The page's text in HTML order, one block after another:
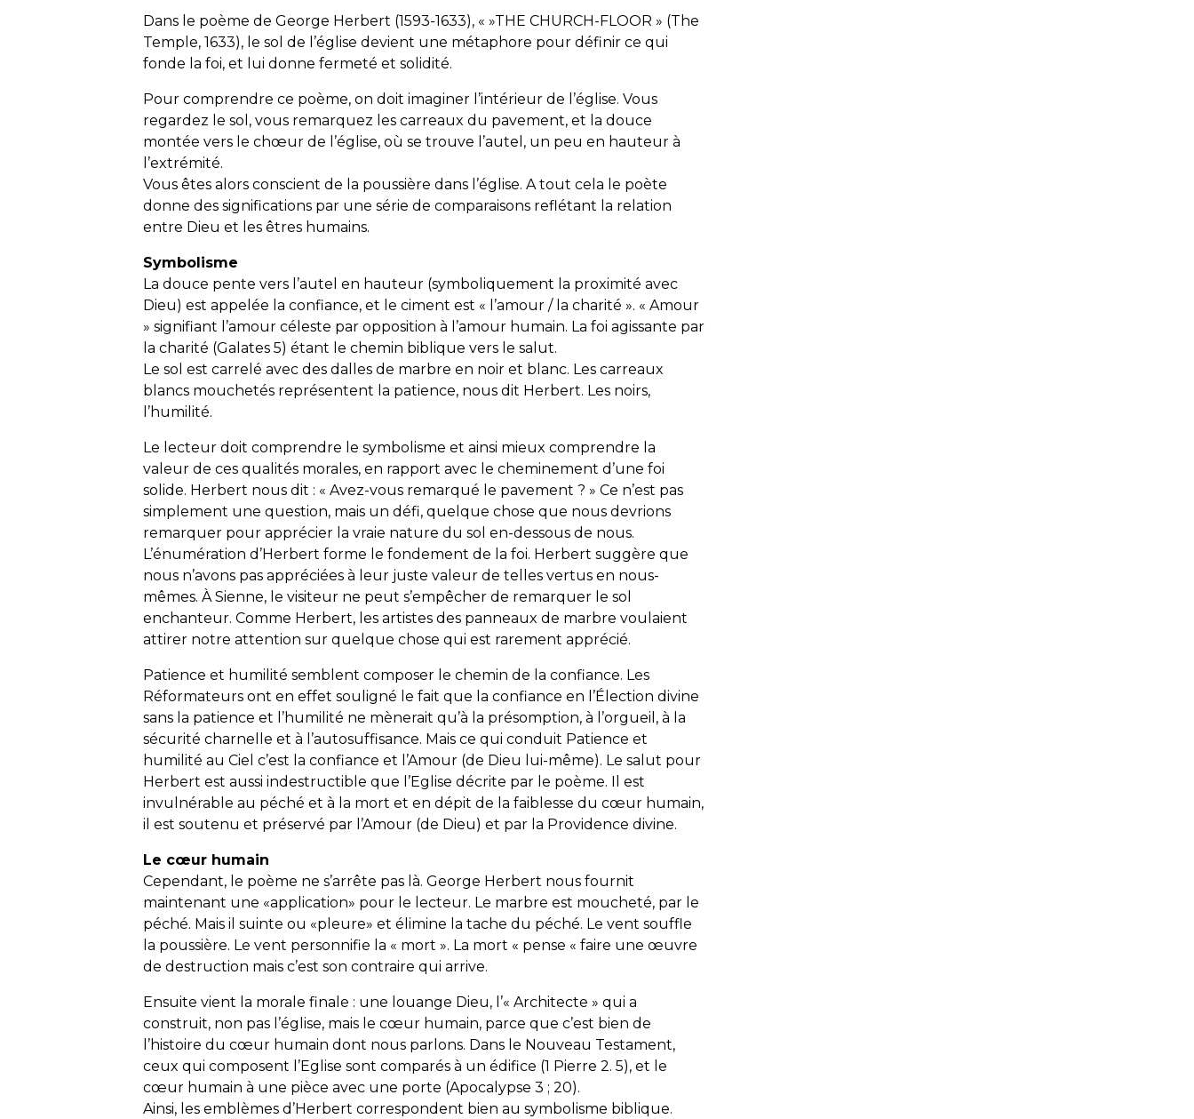
Dans le poème de George Herbert (1593-1633), « »THE CHURCH-FLOOR » (The
Temple, 1633), le sol de l’église devient une métaphore pour définir ce qui
fonde la foi, et lui donne fermeté et solidité.
Pour comprendre ce poème, on doit imaginer l’intérieur de l’église. Vous
regardez le sol, vous remarquez les carreaux du pavement, et la douce
montée vers le chœur de l’église, où se trouve l’autel, un peu en hauteur à
l’extrémité.
Vous êtes alors conscient de la poussière dans l’église. A tout cela le poète
donne des significations par une série de comparaisons reflétant la relation
entre Dieu et les êtres humains.
Symbolisme
La douce pente vers l’autel en hauteur (symboliquement la proximité avec
Dieu) est appelée la confiance, et le ciment est « l’amour / la charité ». « Amour
» signifiant l’amour céleste par opposition à l’amour humain. La foi agissante par
la charité (Galates 5) étant le chemin biblique vers le salut.
Le sol est carrelé avec des dalles de marbre en noir et blanc. Les carreaux
blancs mouchetés représentent la patience, nous dit Herbert. Les noirs,
l’humilité.
Le lecteur doit comprendre le symbolisme et ainsi mieux comprendre la
valeur de ces qualités morales, en rapport avec le cheminement d’une foi
solide. Herbert nous dit : « Avez-vous remarqué le pavement ? » Ce n’est pas
simplement une question, mais un défi, quelque chose que nous devrions
remarquer pour apprécier la vraie nature du sol en-dessous de nous.
L’énumération d’Herbert forme le fondement de la foi. Herbert suggère que
nous n’avons pas appréciées à leur juste valeur de telles vertus en nous-
mêmes. À Sienne, le visiteur ne peut s’empêcher de remarquer le sol
enchanteur. Comme Herbert, les artistes des panneaux de marbre voulaient
attirer notre attention sur quelque chose qui est rarement apprécié.
Patience et humilité semblent composer le chemin de la confiance. Les
Réformateurs ont en effet souligné le fait que la confiance en l’Élection divine
sans la patience et l’humilité ne mènerait qu’à la présomption, à l’orgueil, à la
sécurité charnelle et à l’autosuffisance. Mais ce qui conduit Patience et
humilité au Ciel c’est la confiance et l’Amour (de Dieu lui-même). Le salut pour
Herbert est aussi indestructible que l’Eglise décrite par le poème. Il est
invulnérable au péché et à la mort et en dépit de la faiblesse du cœur humain,
il est soutenu et préservé par l’Amour (de Dieu) et par la Providence divine.
Le cœur humain
Cependant, le poème ne s’arrête pas là. George Herbert nous fournit
maintenant une «application» pour le lecteur. Le marbre est moucheté, par le
péché. Mais il suinte ou «pleure» et élimine la tache du péché. Le vent souffle
la poussière. Le vent personnifie la « mort ». La mort « pense « faire une œuvre
de destruction mais c’est son contraire qui arrive.
Ensuite vient la morale finale : une louange Dieu, l’« Architecte » qui a
construit, non pas l’église, mais le cœur humain, parce que c’est bien de
l’histoire du cœur humain dont nous parlons. Dans le Nouveau Testament,
ceux qui composent l’Eglise sont comparés à un édifice (1 Pierre 2. 5), et le
cœur humain à une pièce avec une porte (Apocalypse 3 ; 20).
Ainsi, les emblèmes d’Herbert correspondent bien au symbolisme biblique.